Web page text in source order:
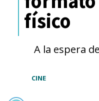
físico
A la espera
CINE